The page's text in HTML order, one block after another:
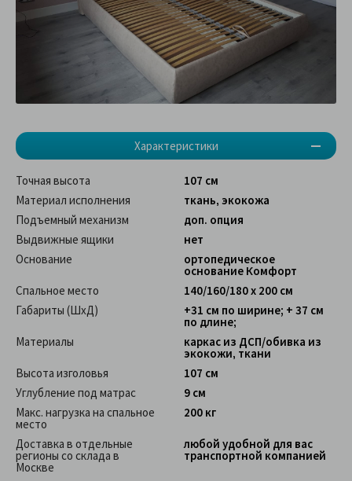
Характеристики
Точная высота
107 см
Материал исполнения
ткань, экокожа
Подъемный механизм
доп. опция
Выдвижные ящики
нет
Основание
ортопедическое
основание Комфорт
Спальное место
140/160/180 х 200 см
Габариты (ШхД)
+31 см по ширине; + 37 см
по длине;
Материалы
каркас из ДСП/обивка из
экокожи, ткани
Высота изголовья
107 см
Углубление под матрас
9 см
Макс. нагрузка на спальное
место
200 кг
Доставка в отдельные
регионы со склада в
Москве
любой удобной для вас
транспортной компанией